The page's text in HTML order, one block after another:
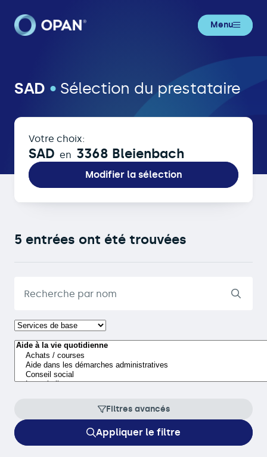
Menu
SAD • Sélection du prestataire
Votre choix:
SAD en 3368 Bleienbach
Modifier la sélection
5 entrées ont été trouvées
Filtres avancés
Appliquer le filtre